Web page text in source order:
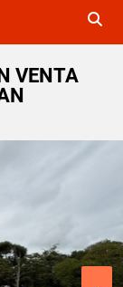
VENTA